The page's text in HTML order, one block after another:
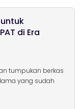
di Era
tumpukan berkas
yang sudah